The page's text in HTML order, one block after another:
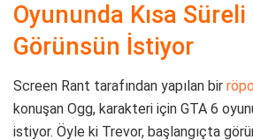
Oyununda Kısa Süreli
Görünsün İstiyor
Screen Rant tarafından yapılan bir
konuşan Ogg, karakteri için GTA 6
istiyor. Öyle ki Trevor, başlangıçta